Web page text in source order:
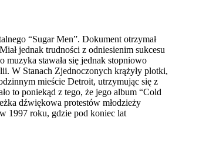
“Sugar Men”. Dokument otrzymał
jednak trudności z odniesienim sukcesu
muzyka stawała się jednak stopniowo
W Stanach Zjednoczonych krążyły plotki,
mieście Detroit, utrzymując się z
to poniekąd z tego, że jego album “Cold
dźwiękowa protestów młodzieży
1997 roku, gdzie pod koniec lat